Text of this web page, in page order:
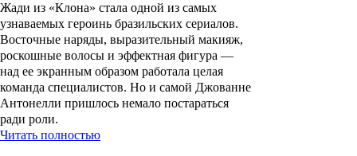
Жади из «Клона» стала одной из самых
узнаваемых героинь бразильских сериалов.
Восточные наряды, выразительный макияж,
роскошные волосы и эффектная фигура —
над ее экранным образом работала целая
команда специалистов. Но и самой Джованне
Антонелли пришлось немало постараться
ради роли.
Читать полностью